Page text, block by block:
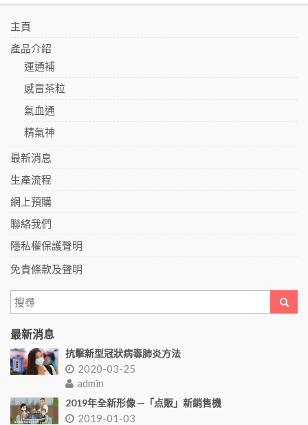
主頁
產品介紹
運通補
感冒茶粒
氣血通
精氣神
最新消息
生產流程
網上預購
聯絡我們
隱私權保護聲明
免責條款及聲明
最新消息
抗擊新型冠狀病毒肺炎方法
2020-03-25
admin
2019年全新形像 ─「点販」新銷售機
2019-01-03